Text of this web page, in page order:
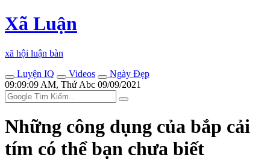
Xã Luận
xã hội luận bàn
Luyện IQ
Videos
Ngày Đẹp
09:09:09 AM, Thứ Abc 09/09/2021
Những công dụng của bắp cải
tím có thể bạn chưa biết